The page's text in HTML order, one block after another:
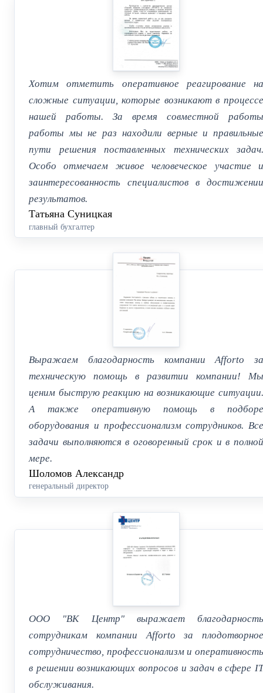
Хотим отметить оперативное реагирование на
сложные ситуации, которые возникают в процессе
нашей работы. За время совместной работы
работы мы не раз находили верные и правильные
пути решения поставленных технических задач.
Особо отмечаем живое человеческое участие и
заинтересованность специалистов в достижении
результатов.
Татьяна Суницкая
главный бухгалтер
Выражаем благодарность компании Afforto за
техническую помощь в развитии компании! Мы
ценим быструю реакцию на возникающие ситуации.
А также оперативную помощь в подборе
оборудования и профессионализм сотрудников. Все
задачи выполняются в оговоренный срок и в полной
мере.
Шоломов Александр
генеральный директор
ООО "ВК Центр" выражает благодарность
сотрудникам компании Afforto за плодотворное
сотрудничество, профессионализм и оперативность
в решении возникающих вопросов и задач в сфере IT
обслуживания.